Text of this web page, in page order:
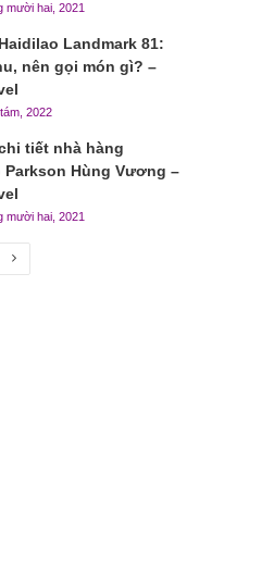
mười hai, 2021
Landmark 81:
nên gọi món gì? –
2022
tiết nhà hàng
Parkson Hùng Vương –
mười hai, 2021
Trang